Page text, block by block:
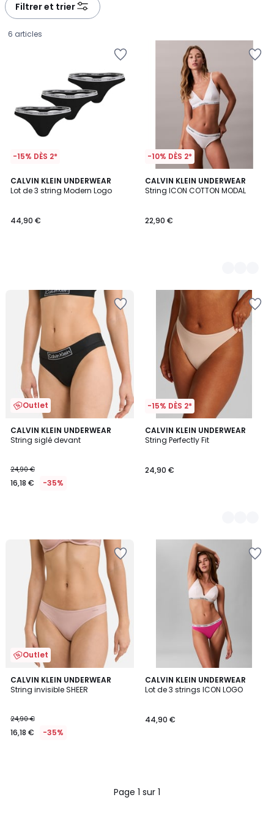
Filtrer et trier
6 articles
-15% DÈS 2*
CALVIN KLEIN UNDERWEAR
Lot de 3 string Modern Logo
€.
44,90 €
-10% DÈS 2*
CALVIN KLEIN UNDERWEAR
String ICON COTTON MODAL
22,90 €
2
Couleurs
Outlet
CALVIN KLEIN UNDERWEAR
String siglé devant
24,90 €
16,18 € -35%
-15% DÈS 2*
CALVIN KLEIN UNDERWEAR
String Perfectly Fit
24,90 €
2
Couleurs
Outlet
CALVIN KLEIN UNDERWEAR
String invisible SHEER
24,90 €
16,18 € -35%
CALVIN KLEIN UNDERWEAR
Lot de 3 strings ICON LOGO
44,90 €
Page 1 sur 1